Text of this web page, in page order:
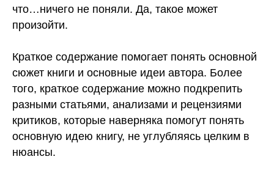
что…ничего не поняли. Да, такое может
произойти.
Краткое содержание помогает понять основной
сюжет книги и основные идеи автора. Более
того, краткое содержание можно подкрепить
разными статьями, анализами и рецензиями
критиков, которые наверняка помогут понять
основную идею книгу, не углубляясь целким в
нюансы.
@eva_smitup
По всем вопросам
Юридические документы партнеров
Акции
Наверх ↑